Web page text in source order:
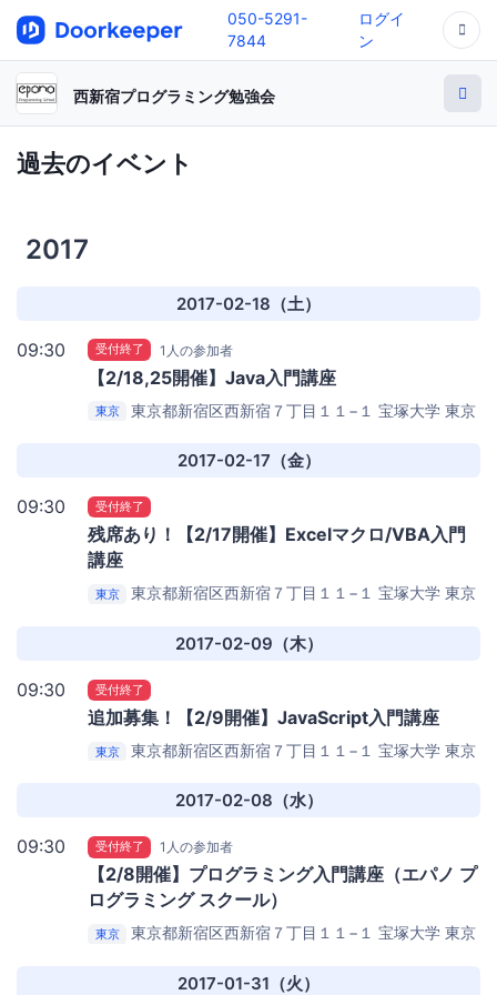
050-5291-
7844
ログイ
ン
西新宿プログラミング勉強会
過去のイベント
2017
2017-02-18（土）
09:30 受付終了 1人の参加者
【2/18,25開催】Java入門講座
東京
東京都新宿区西新宿７丁目１１−１ 宝塚大学 東京
エパノ プログラミング スクール（西新宿）
2017-02-17（金）
09:30 受付終了
残席あり！【2/17開催】Excelマクロ/VBA入門
講座
東京
東京都新宿区西新宿７丁目１１−１ 宝塚大学 東京
エパノ プログラミング スクール（西新宿）
2017-02-09（木）
09:30 受付終了
追加募集！【2/9開催】JavaScript入門講座
東京
東京都新宿区西新宿７丁目１１−１ 宝塚大学 東京
エパノ プログラミング スクール（西新宿）
2017-02-08（水）
09:30 受付終了 1人の参加者
【2/8開催】プログラミング入門講座（エパノ プ
ログラミング スクール）
東京
東京都新宿区西新宿７丁目１１−１ 宝塚大学 東京
エパノ プログラミング スクール（西新宿）
2017-01-31（火）